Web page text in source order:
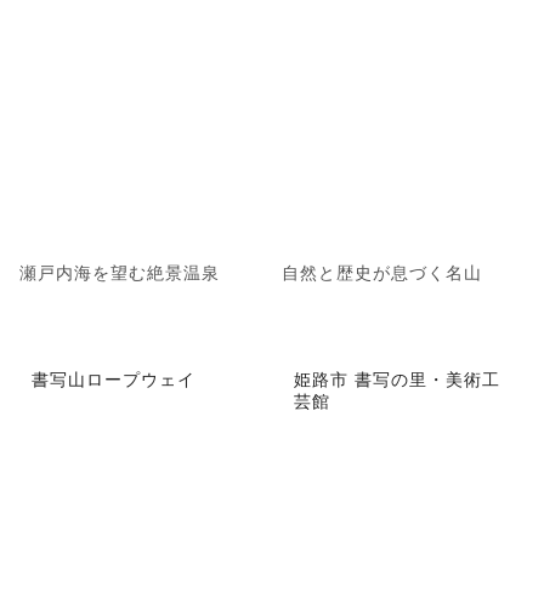
瀬戸内海を望む絶景温泉 自然と歴史が息づく名山
書写山ロープウェイ
姫路市 書写の里・美術工
芸館